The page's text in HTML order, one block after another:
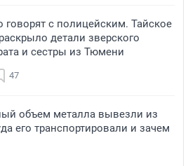
говорят с полицейским. Тайское
детали зверского
и сестры из Тюмени
47
объем металла вывезли из
его транспортировали и зачем